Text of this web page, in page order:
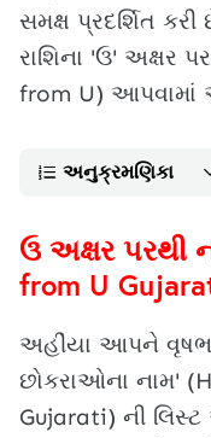
સમક્ષ પ્રદર્શિત
રાશિના 'ઉ' અક્ષર
from U) આપવામાં
અનુક્રમણિકા
ઉ અક્ષર પરથી
from U
અહીંયા આપને વૃષભ
છોકરાઓના નામ'
Gujarati) ની